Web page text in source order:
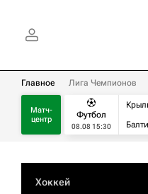
Главное Лига Чемпионов
Матч-
центр
Футбол
08.08 15:30
Хоккей